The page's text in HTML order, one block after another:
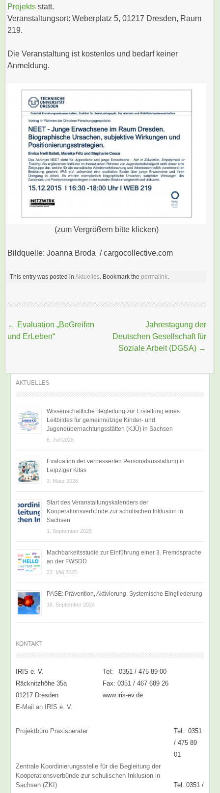
Projekts statt.
Veranstaltungsort: Weberplatz 5, 01217 Dresden, Raum
219.
Die Veranstaltung ist kostenlos und bedarf keiner
Anmeldung.
(zum Vergrößern bitte klicken)
Bildquelle: Joanna Broda / cargocollective.com
This entry was posted inAktuelles. Bookmark the permalink.
Beitragsnavigation
← Evaluation „BeGreifen
und ErLeben“
Jahrestagung der
Deutschen Gesellschaft für
Soziale Arbeit (DGSA) →
AKTUELLES
Wissenschaftliche Begleitung zur Erstellung eines
Leitbildes für gemeinnützige Kinder- und
Jugendübernachtungsstätten (KJÜ) in Sachsen
6. Juli 2026
Evaluation der verbesserten Personalausstattung in
Leipziger Kitas
3. März 2026
Start des Veranstaltungskalenders der
Kooperationsverbünde zur schulischen Inklusion in
Sachsen
1. September 2025
Machbarkeitsstudie zur Einführung einer 3. Fremdsprache
an der FWSDD
22. Mai 2025
PASE: Prävention, Aktivierung, Systemische Eingliederung
16. September 2024
KONTAKT
IRIS e. V.
Tel: 0351 / 475 89 00
Räcknitzhöhe 35a
Fax: 0351 / 467 689 26
01217 Dresden
www.iris-ev.de
E-Mail an IRIS e. V.
Projektbüro Praxisberater
Tel.: 0351
/ 475 89
01
Zentrale Koordinierungsstelle für die Begleitung der
Kooperationsverbünde zur schulischen Inklusion in
Sachsen (ZKI)
Tel.:0351 /